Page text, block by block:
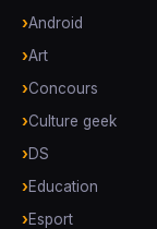
Android
Art
Concours
Culture geek
DS
Education
Esport